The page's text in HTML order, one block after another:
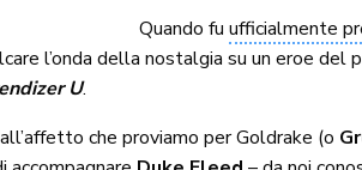
Quando fuufficialmente
l’onda della nostalgia su un eroe del
U.
che proviamo per Goldrake (o